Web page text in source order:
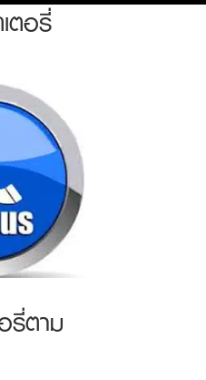
ตอรี่
รี่ตาม